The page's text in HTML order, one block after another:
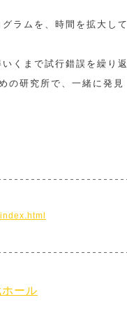
ラムを、時間を拡大して
くまで試行錯誤を繰り返
の研究所で、一緒に発見
ール